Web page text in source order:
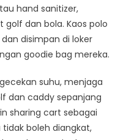
hand sanitizer,
dan bola. Kaos polo
disimpan di loker
goodie bag mereka.
suhu, menjaga
dan caddy sepanjang
sharing cart sebagai
boleh diangkat,